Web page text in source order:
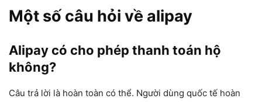
Một số câu hỏi về alipay
Alipay có cho phép thanh toán hộ
không?
Câu trả lời là hoàn toàn có thể. Người dùng quốc tế hoàn